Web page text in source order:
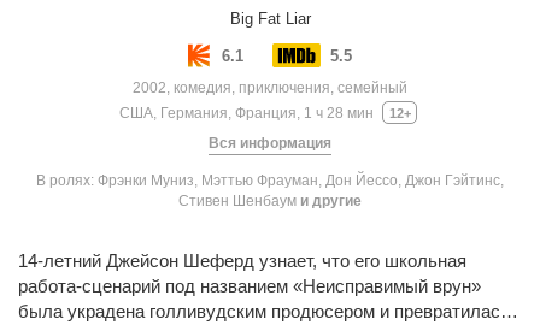
Big Fat Liar
6.1 5.5
2002, комедия, приключения, семейный
США, Германия, Франция, 1 ч 28 мин
12+
Вся информация
В ролях: Фрэнки Муниз, Мэттью Фрауман, Дон Йессо, Джон Гэйтинс,
Стивен Шенбаум и другие
14-летний Джейсон Шеферд узнает, что его школьная
работа-сценарий под названием «Неисправимый врун»
была украдена голливудским продюсером и превратилась